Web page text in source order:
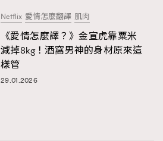
Netflix 愛情怎麼翻譯 肌肉
《愛情怎麼譯？》金宣虎靠粟米
減掉8kg！酒窩男神的身材原來這
樣管
29.01.2026